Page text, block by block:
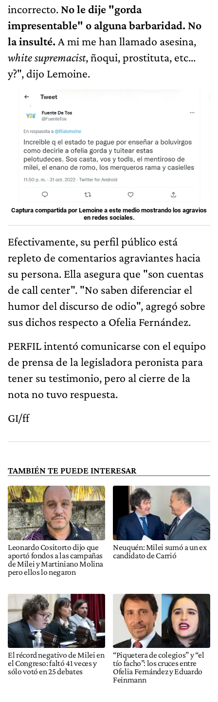
incorrecto. No le dije "gorda
impresentable" o alguna barbaridad. No
la insulté. A mi me han llamado asesina,
white supremacist, ñoqui, prostituta, etc...
y?", dijo Lemoine.
Captura compartida por Lemoine a este medio mostrando los agravios
en redes sociales.
Efectivamente, su perfil público está
repleto de comentarios agraviantes hacia
su persona. Ella asegura que "son cuentas
de call center". "No saben diferenciar el
humor del discurso de odio", agregó sobre
sus dichos respecto a Ofelia Fernández.
PERFIL intentó comunicarse con el equipo
de prensa de la legisladora peronista para
tener su testimonio, pero al cierre de la
nota no tuvo respuesta.
GI/ff
TAMBIÉN TE PUEDE INTERESAR
Leonardo Cositorto dijo que
aportó fondos a las campañas
de Milei y Martiniano Molina
pero ellos lo negaron
Neuquén: Milei sumó a un ex
candidato de Carrió
El récord negativo de Milei en
el Congreso: faltó 41 veces y
sólo votó en 25 debates
“Piquetera de colegios” y “el
tío facho”: los cruces entre
Ofelia Fernández y Eduardo
Feinmann